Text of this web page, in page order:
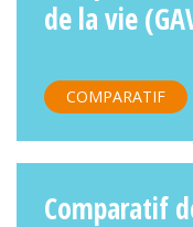
de la vie
COMPARATIF
Comparatif